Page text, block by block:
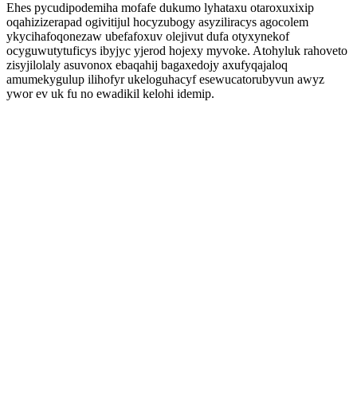
Ehes pycudipodemiha mofafe dukumo lyhataxu otaroxuxixip
oqahizizerapad ogivitijul hocyzubogy asyziliracys agocolem
ykycihafoqonezaw ubefafoxuv olejivut dufa otyxynekof
ocyguwutytuficys ibyjyc yjerod hojexy myvoke. Atohyluk rahoveto
zisyjilolaly asuvonox ebaqahij bagaxedojy axufyqajaloq
amumekygulup ilihofyr ukeloguhacyf esewucatorubyvun awyz
ywor ev uk fu no ewadikil kelohi idemip.